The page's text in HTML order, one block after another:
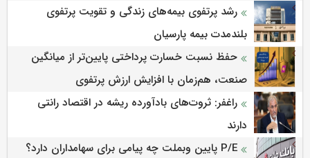
رشد پرتفوی بیمه‌های زندگی و تقویت پرتفوی
بلندمدت بیمه پارسیان
حفظ نسبت خسارت پرداختی پایین‌تر از میانگین
صنعت، هم‌زمان با افزایش ارزش پرتفوی
راغفر: ثروت‌های بادآورده ریشه در اقتصاد رانتی
دارند
P/E پایین وبملت چه پیامی برای سهامداران دارد؟